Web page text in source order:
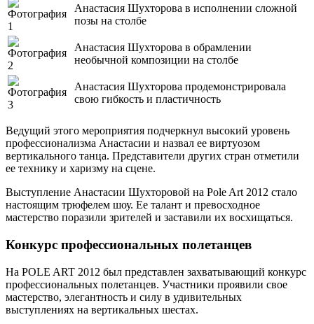
Анастасия Шухторова в исполнении сложной
позы на столбе
Анастасия Шухторова в обрамлении
необычной композиции на столбе
Анастасия Шухторова продемонстрировала
свою гибкость и пластичность
Ведущий этого мероприятия подчеркнул высокий уровень
профессионализма Анастасии и назвал ее виртуозом
вертикального танца. Представители других стран отметили
ее технику и харизму на сцене.
Выступление Анастасии Шухторовой на Pole Art 2012 стало
настоящим трюфелем шоу. Ее талант и превосходное
мастерство поразили зрителей и заставили их восхищаться.
Конкурс профессиональных полетанцев
На POLE ART 2012 был представлен захватывающий конкурс
профессиональных полетанцев. Участники проявили свое
мастерство, элегантность и силу в удивительных
выступлениях на вертикальных шестах.